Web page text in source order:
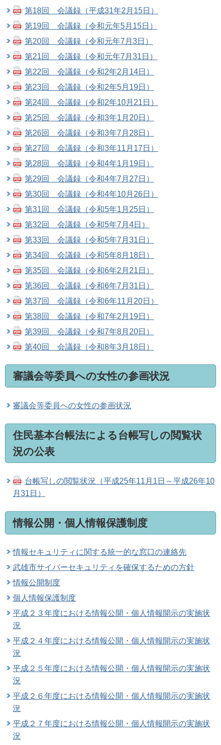
第18回 会議録（平成31年2月15日）
第19回 会議録（令和元年5月15日）
第20回 会議録（令和元年7月3日）
第21回 会議録（令和元年7月31日）
第22回 会議録（令和2年2月14日）
第23回 会議録（令和2年5月19日）
第24回 会議録（令和2年10月21日）
第25回 会議録（令和3年1月20日）
第26回 会議録（令和3年7月28日）
第27回 会議録（令和3年11月17日）
第28回 会議録（令和4年1月19日）
第29回 会議録（令和4年7月27日）
第30回 会議録（令和4年10月26日）
第31回 会議録（令和5年1月25日）
第32回 会議録（令和5年7月4日）
第33回 会議録（令和5年7月31日）
第34回 会議録（令和5年8月18日）
第35回 会議録（令和6年2月21日）
第36回 会議録（令和6年7月31日）
第37回 会議録（令和6年11月20日）
第38回 会議録（令和7年2月19日）
第39回 会議録（令和7年8月20日）
第40回 会議録（令和8年3月18日）
審議会等委員への女性の参画状況
審議会等委員への女性の参画状況
住民基本台帳法による台帳写しの閲覧状
況の公表
台帳写しの閲覧状況（平成25年11月1日～平成26年10
月31日）
情報公開・個人情報保護制度
情報セキュリティに関する統一的な窓口の連絡先
武雄市サイバーセキュリティを確保するための方針
情報公開制度
個人情報保護制度
平成２３年度における情報公開・個人情報開示の実施状
況
平成２４年度における情報公開・個人情報開示の実施状
況
平成２５年度における情報公開・個人情報開示の実施状
況
平成２６年度における情報公開・個人情報開示の実施状
況
平成２７年度における情報公開・個人情報開示の実施状
況